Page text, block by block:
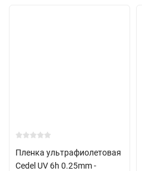
Пленка ультрафиолетовая
Cedel UV 6h 0.25mm -